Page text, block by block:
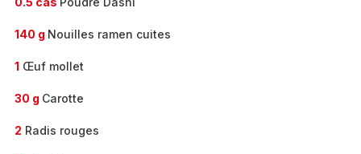
140 g Nouilles ramen cuites
1 Œuf mollet
30 g Carotte
2 Radis rouges